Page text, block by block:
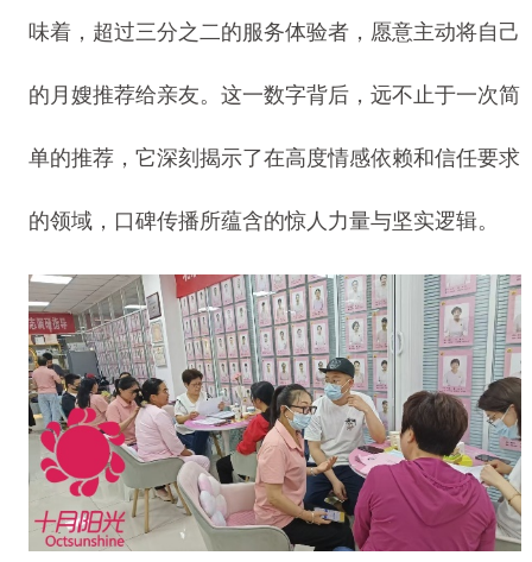
味着，超过三分之二的服务体验者，愿意主动将自己
的月嫂推荐给亲友。这一数字背后，远不止于一次简
单的推荐，它深刻揭示了在高度情感依赖和信任要求
的领域，口碑传播所蕴含的惊人力量与坚实逻辑。